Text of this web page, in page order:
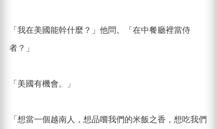
「我在美國能幹什麼？」他問。「在中餐廳裡當侍
者？」
「美國有機會。」
「想當一個越南人，想品嚐我們的米飯之香，想吃我們